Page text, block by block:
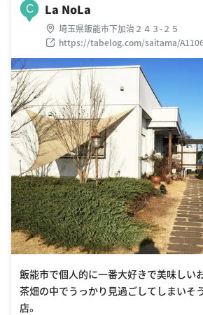
C La NoLa
埼玉県飯能市下加治２４３-２５
https://tabelog.com/saitama/
飯能市で個人的に一番大好きで美味しい
茶畑の中でうっかり見過ごしてしまいそ
店。